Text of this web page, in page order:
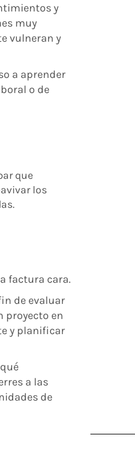
y
muy
vulneran y
a aprender
o de
que
los
factura cara.
de evaluar
proyecto en
y planificar
a las
de